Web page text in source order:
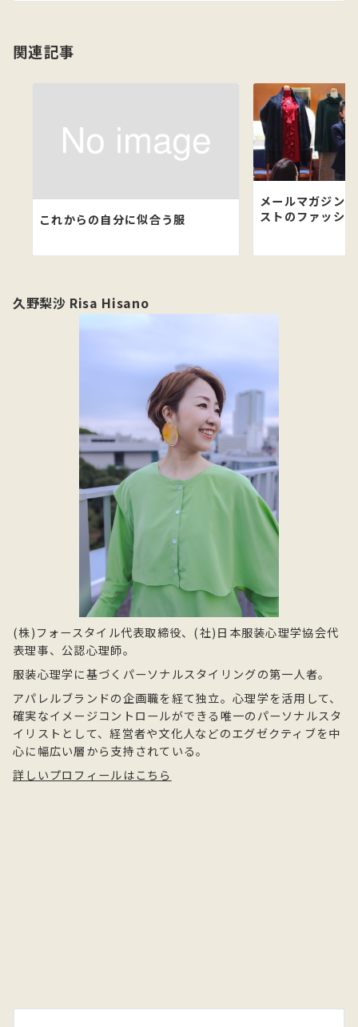
ン
関連記事
これからの自分に似合う服
メールマガジン
ストのファッシ
久野梨沙 Risa Hisano
(株)フォースタイル代表取締役、(社)日本服装心理学協会代
表理事、公認心理師。
服装心理学に基づくパーソナルスタイリングの第一人者。
アパレルブランドの企画職を経て独立。心理学を活用して、
確実なイメージコントロールができる唯一のパーソナルスタ
イリストとして、経営者や文化人などのエグゼクティブを中
心に幅広い層から支持されている。
詳しいプロフィールはこちら